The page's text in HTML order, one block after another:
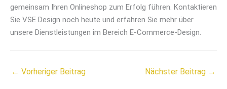
gemeinsam Ihren Onlineshop zum Erfolg führen. Kontaktieren
Sie VSE Design noch heute und erfahren Sie mehr über
unsere Dienstleistungen im Bereich E-Commerce-Design.
← Vorheriger Beitrag Nächster Beitrag →